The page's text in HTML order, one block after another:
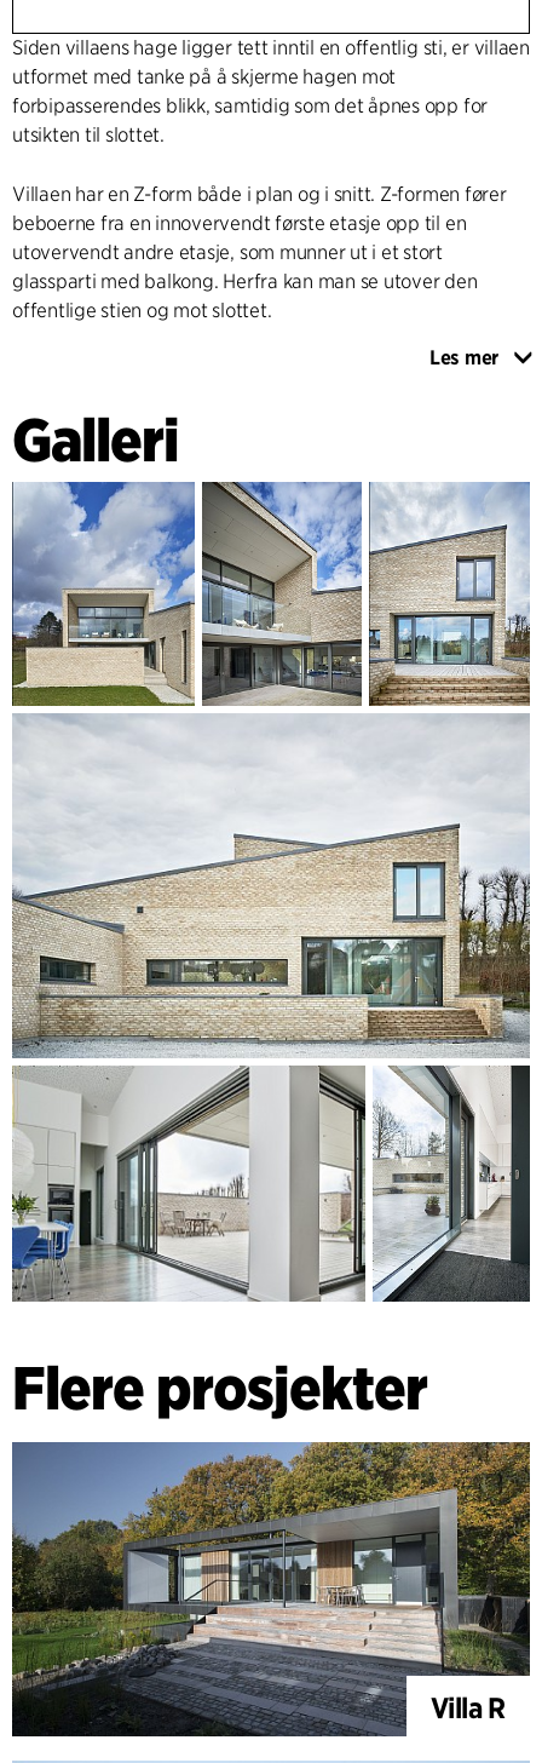
Siden villaens hage ligger tett inntil en offentlig sti, er villaen
utformet med tanke på å skjerme hagen mot
forbipasserendes blikk, samtidig som det åpnes opp for
utsikten til slottet.
Villaen har en Z-form både i plan og i snitt. Z-formen fører
beboerne fra en innovervendt første etasje opp til en
utovervendt andre etasje, som munner ut i et stort
glassparti med balkong. Herfra kan man se utover den
offentlige stien og mot slottet.
I villaens forlengelse mot sørvest ligger det en privat
kjøkkenallrom på den ene siden og et kombinert bibliotek og
oppholdsrom på den andre siden. Både kjøkkenallrommet
og biblioteket har store glasspartier ut mot hagen. De store
glasspartiene gir en fornemmelse av at uteplassen
fortsetter i en ubrutt forlengelse av de to rommene. Når
glasspartiene åpnes om sommeren, får man en opplevelse
av at inne og ute går i ett med hverandre.
I forlengelsen av hovedbygningen ligger det en lav fløy som
rommer soverom, baderom og en garasje. Koblingen
mellom de to bygningene gir inntrykk av at villaens plan er
vinduer. Muren som omkranser uteplassen, er også laget av
lysegul murstein, noe som får bygningen til å fremsto som
én stor, brettet skulptur.
Les mer
Galleri
Flere prosjekter
Villa R